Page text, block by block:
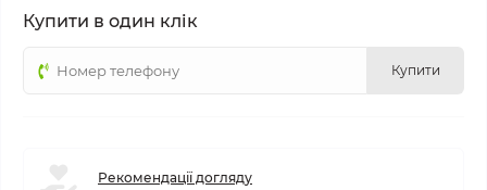
Купити в один клік
Купити
Рекомендації догляду